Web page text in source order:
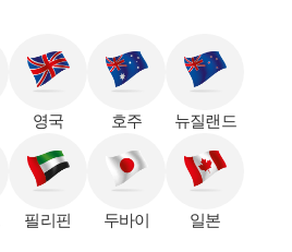
참가학교
세미나
박람회혜택
영국 호주 뉴질랜드
필리핀 두바이 일본